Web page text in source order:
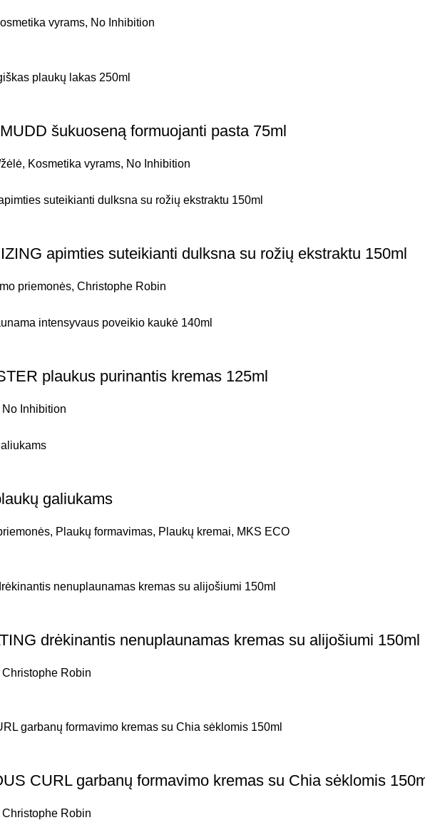
vyrams, No Inhibition
šukuoseną formuojanti pasta 75ml
, Kosmetika vyrams, No Inhibition
apimties suteikianti dulksna su rožių ekstraktu 150ml
priemonės, Christophe Robin
plaukus purinantis kremas 125ml
No Inhibition
galiukams
, Plaukų formavimas, Plaukų kremai, MKS ECO
drėkinantis nenuplaunamas kremas su alijošiumi 150ml
Christophe Robin
CURL garbanų formavimo kremas su Chia sėklomis
Christophe Robin